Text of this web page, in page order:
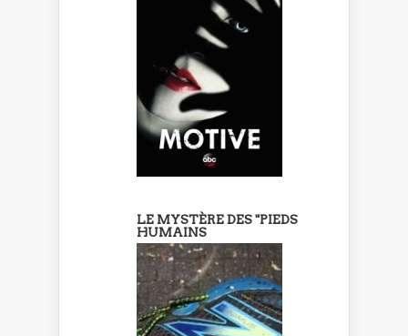
LE MYSTÈRE DES "PIEDS
HUMAINS